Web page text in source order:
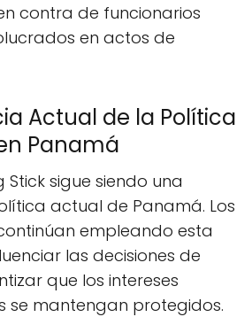
contra de funcionarios
en actos de
Actual de la Política
Panamá
Stick sigue siendo una
actual de Panamá. Los
empleando esta
las decisiones de
que los intereses
se mantengan protegidos.